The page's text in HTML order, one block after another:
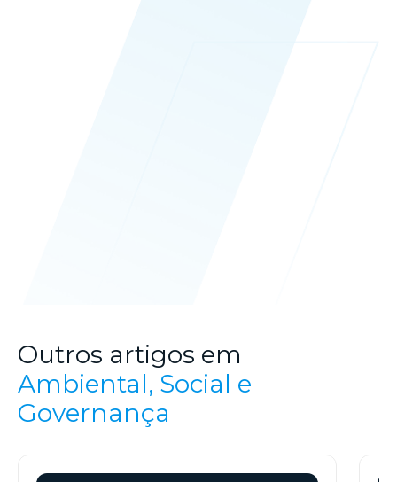
Outros artigos em
Ambiental, Social e
Governança